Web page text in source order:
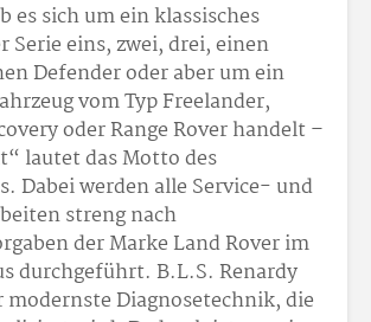
es sich um ein klassisches
Serie eins, zwei, drei, einen
Defender oder aber um ein
vom Typ Freelander,
oder Range Rover handelt –
lautet das Motto des
Dabei werden alle Service- und
streng nach
der Marke Land Rover im
durchgeführt. B.L.S. Renardy
Diagnosetechnik, die